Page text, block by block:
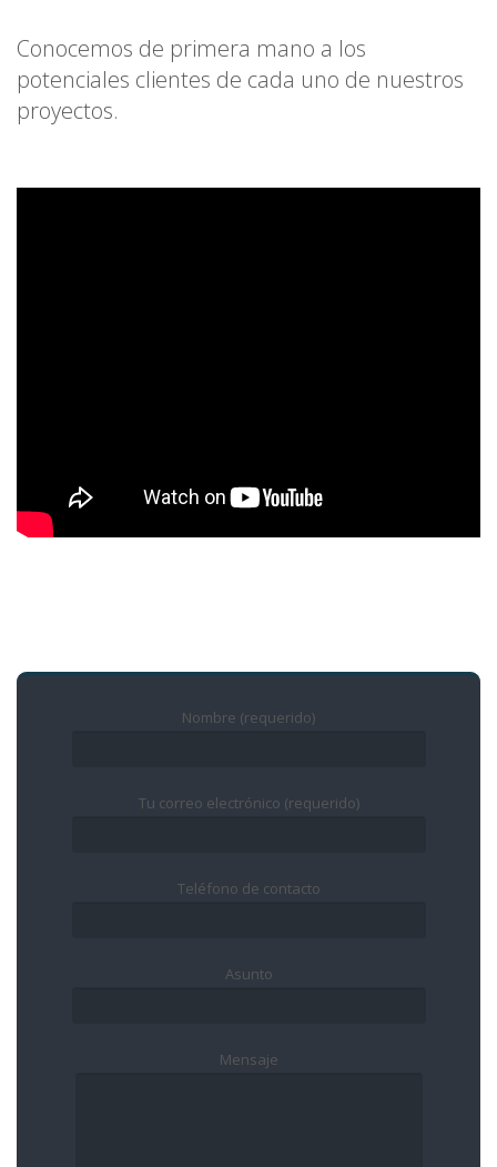
Conocemos de primera mano a los
potenciales clientes de cada uno de nuestros
proyectos.
Nombre (requerido)
Tu correo electrónico (requerido)
Teléfono de contacto
Asunto
Mensaje